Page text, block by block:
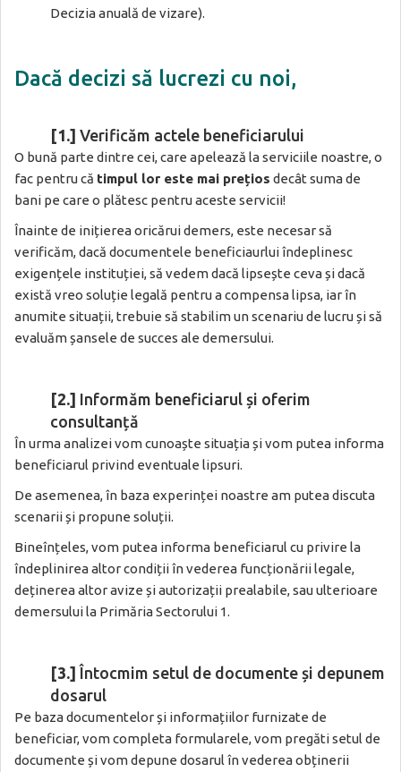
Decizia anuală de vizare).
Dacă decizi să lucrezi cu noi,
[1.] Verificăm actele beneficiarului
O bună parte dintre cei, care apelează la serviciile noastre, o
fac pentru că timpul lor este mai prețios decât suma de
bani pe care o plătesc pentru aceste servicii!
Înainte de inițierea oricărui demers, este necesar să
verificăm, dacă documentele beneficiaurlui îndeplinesc
exigențele instituției, să vedem dacă lipsește ceva și dacă
există vreo soluție legală pentru a compensa lipsa, iar în
anumite situații, trebuie să stabilim un scenariu de lucru și să
evaluăm șansele de succes ale demersului.
[2.] Informăm beneficiarul și oferim
consultanță
În urma analizei vom cunoaște situația și vom putea informa
beneficiarul privind eventuale lipsuri.
De asemenea, în baza experinței noastre am putea discuta
scenarii și propune soluții.
Bineînțeles, vom putea informa beneficiarul cu privire la
îndeplinirea altor condiții în vederea funcționării legale,
deținerea altor avize și autorizații prealabile, sau ulterioare
demersului la Primăria Sectorului 1.
[3.] Întocmim setul de documente și depunem
dosarul
Pe baza documentelor și informațiilor furnizate de
beneficiar, vom completa formularele, vom pregăti setul de
documente și vom depune dosarul în vederea obținerii